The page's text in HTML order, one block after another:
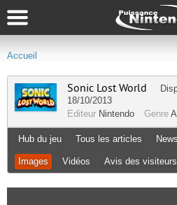
Accueil
Sonic Lost World
18/10/2013
Editeur Nintendo Genre
Hub du jeu Tous les articles News
Images Vidéos Avis des visiteurs